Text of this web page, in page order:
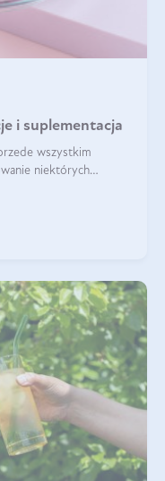
i suplementacja
wszystkim
niektórych